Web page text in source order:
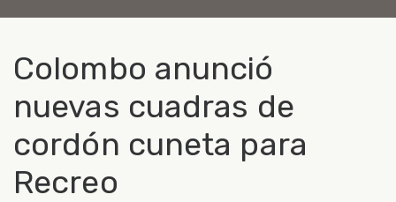
Colombo anunció
nuevas cuadras de
cordón cuneta para
Recreo